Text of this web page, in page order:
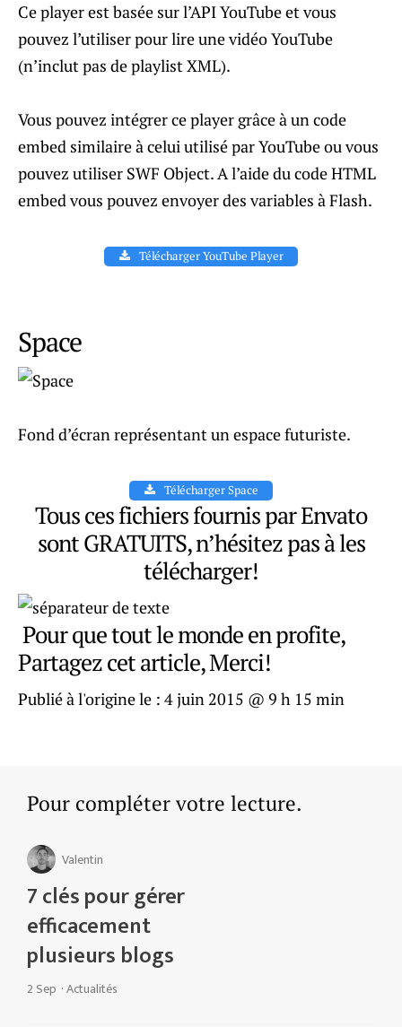
Ce player est basée sur l’API YouTube et vous
pouvez l’utiliser pour lire une vidéo YouTube
(n’inclut pas de playlist XML).
Vous pouvez intégrer ce player grâce à un code
embed similaire à celui utilisé par YouTube ou vous
pouvez utiliser SWF Object. A l’aide du code HTML
embed vous pouvez envoyer des variables à Flash.
Télécharger YouTube Player
Space
Fond d’écran représentant un espace futuriste.
Télécharger Space
Tous ces fichiers fournis par Envato
sont GRATUITS, n’hésitez pas à les
télécharger!
Pour que tout le monde en profite,
Partagez cet article, Merci!
Publié à l'origine le : 4 juin 2015 @ 9 h 15 min
Pour compléter votre lecture.
Valentin
7 clés pour gérer
efficacement
plusieurs blogs
2 Sep ·Actualités